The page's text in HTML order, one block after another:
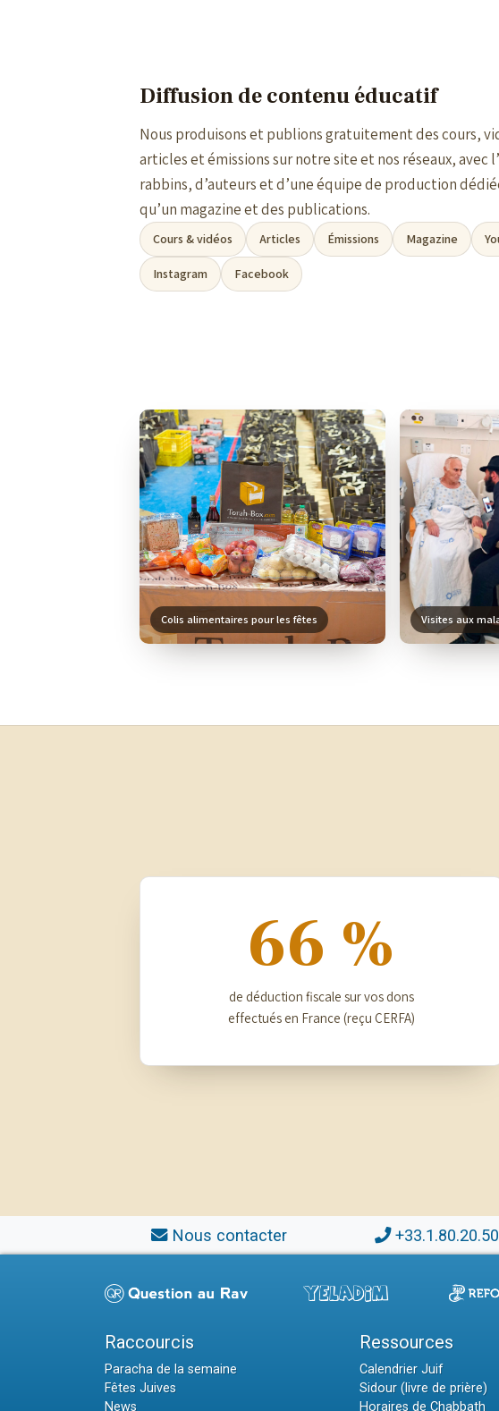
Diffusion de contenu éducatif
Nous produisons et publions gratuitement des cours,
articles et émissions sur notre site et nos réseaux, avec
rabbins, d’auteurs et d’une équipe de production
qu’un magazine et des publications.
Cours & vidéos Articles Émissions Magazine
Instagram Facebook
Colis alimentaires pour les fêtes Visites aux
66 %
de déduction fiscale sur vos dons
effectués en France (reçu CERFA)
Nous contacter
Raccourcis
Paracha de la semaine
Fêtes Juives
News
Ressources
Calendrier Juif
Sidour (livre de prière)
Horaires de Chabbath